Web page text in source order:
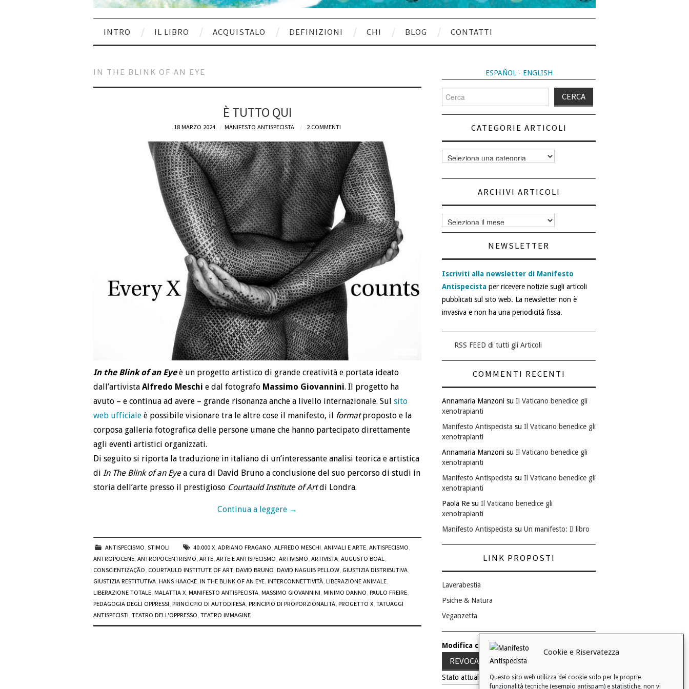
Cookie e Riservatezza
Questo sito web utilizza dei cookie solo per le proprie
funzionalità tecniche (esempio antispam) e statistiche, non vi
INTRO IL LIBRO ACQUISTALO DEFINIZIONI CHI BLOG CONTATTI
IN THE BLINK OF AN EYE
È TUTTO QUI
18 MARZO 2024 MANIFESTO ANTISPECISTA 2 COMMENTI
In the Blink of an Eyeè un progetto artistico di grande creatività e portata ideato
dall’artivista Alfredo Meschi e dal fotografo Massimo Giovannini. Il progetto ha
avuto – e continua ad avere – grande risonanza anche a livello internazionale. Sul sito
web ufficiale è possibile visionare tra le altre cose il manifesto, il formatproposto e la
corposa galleria fotografica delle persone umane che hanno partecipato direttamente
agli eventi artistici organizzati.
Di seguito si riporta la traduzione in italiano di un’interessante analisi teorica e artistica
di In The Blink of an Eyea cura di David Bruno a conclusione del suo percorso di studi in
storia dell’arte presso il prestigioso Courtauld Institute of Artdi Londra.
Continua a leggere →
ANTISPECISMO ,STIMOLI 40.000 X ,ADRIANO FRAGANO ,ALFREDO MESCHI ,ANIMALI E ARTE ,ANTISPECISMO
ANTROPOCENE ANTROPOCENTRISMO ARTE ARTE E ANTISPECISMO ARTIVISMO ARTIVISTA AUGUSTO BOAL
CONSCIENTIZAÇÃO COURTAULD INSTITUTE OF ART, DAVID BRUNO DAVID NAGUIB PELLOW GIUSTIZIA DISTRIBUTIVA
GIUSTIZIA RESTITUTIVA HANS HAACKE IN THE BLINK OF AN EYE INTERCONNETTIVITÀ LIBERAZIONE ANIMALE
LIBERAZIONE TOTALE MALATTIA X MANIFESTO ANTISPECISTA MASSIMO GIOVANNINI MINIMO DANNO PAULO FREIRE
PEDAGOGIA DEGLI OPPRESSI PRINCICPIO DI AUTODIFESA PRINCIPIO DI PROPORZIONALITÀ PROGETTO X TATUAGGI
ANTISPECISTI TEATRO DELL'OPPRESSO TEATRO IMMAGINE
ESPAÑOL- ENGLISH
per:
CATEGORIE ARTICOLI
Categorie
articoli
ARCHIVI ARTICOLI
Archivi
articoli
NEWSLETTER
Iscriviti alla newsletter di Manifesto
Antispecista per ricevere notizie sugli articoli
pubblicati sul sito web. La newsletter non è
invasiva e non ha una periodicità fissa.
RSS FEED di tutti gli Articoli
COMMENTI RECENTI
Annamaria Manzoni su Il Vaticano benedice gli
xenotrapianti
Manifesto Antispecista su Il Vaticano benedice gli
xenotrapianti
Annamaria Manzoni su Il Vaticano benedice gli
xenotrapianti
Manifesto Antispecista su Il Vaticano benedice gli
xenotrapianti
Paola Re su Il Vaticano benedice gli
xenotrapianti
Manifesto Antispecista su Un manifesto: Il libro
LINK PROPOSTI
Laverabestia
Psiche & Natura
Veganzetta
Modifica consenso ai cookie
REVOCA IL TUO CONSENSO
Stato attuale: Negato